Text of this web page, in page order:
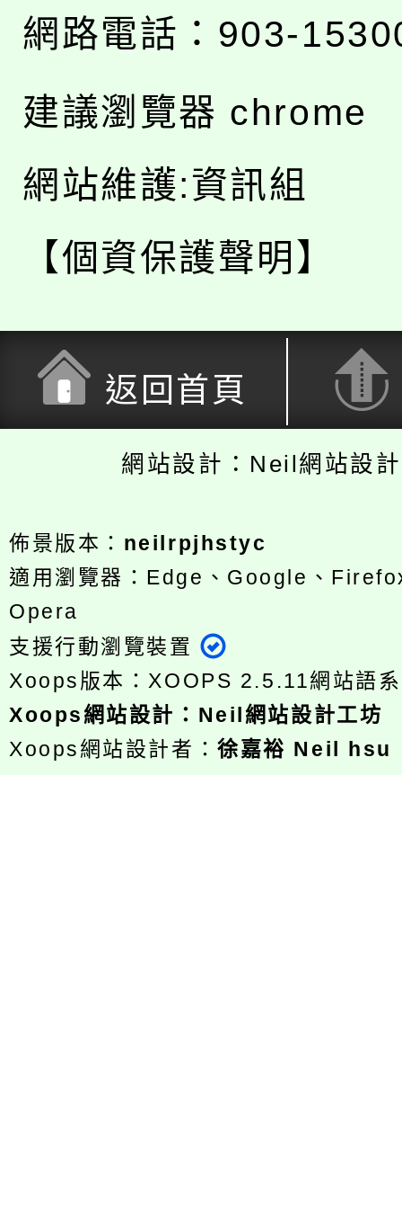
網路電話：903-
建議瀏覽器 chrome
網站維護:資訊組
【個資保護聲明】
返回首頁
網站設計：Neil網站設
佈景版本： neilrpjhstyc
適用瀏覽器：Edge、Google、
Opera
支援行動瀏覽裝置
Xoops版本： XOOPS 2.5.11網站語
Xoops網站設計 ： Neil網站設計工坊
Xoops網站設計者：徐嘉裕 Neil hsu